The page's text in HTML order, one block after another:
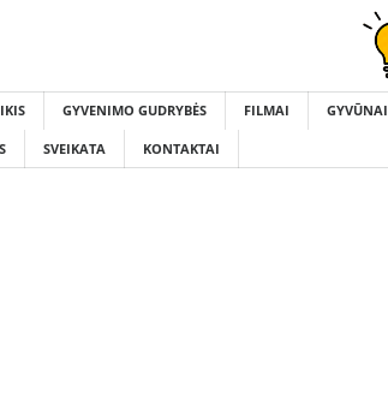
GYVENIMO GUDRYBĖS FILMAI GYVŪNAI
SVEIKATA KONTAKTAI